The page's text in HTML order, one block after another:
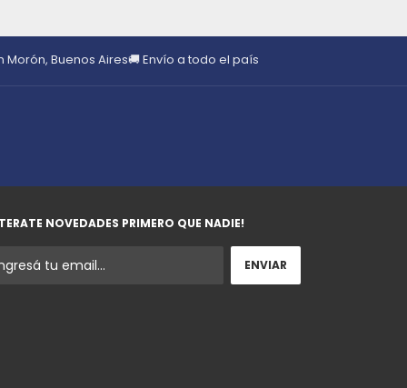
Morón, Buenos Aires🚚 Envío a todo el país
NOVEDADES PRIMERO QUE NADIE!